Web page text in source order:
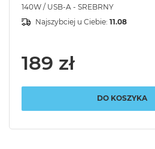
140W / USB-A - SREBRNY
Najszybciej u Ciebie: 11.08
189 zł
DO KOSZYKA